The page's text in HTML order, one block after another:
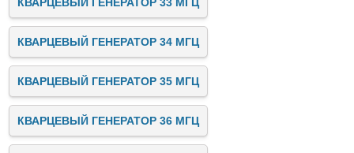
КВАРЦЕВЫЙ ГЕНЕРАТОР 34 МГЦ
КВАРЦЕВЫЙ ГЕНЕРАТОР 35 МГЦ
КВАРЦЕВЫЙ ГЕНЕРАТОР 36 МГЦ